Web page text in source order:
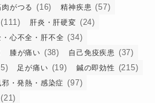
がつる (16) 精神疾患 (57)
(111) 肝炎・肝硬変 (24)
・心不全・肝不全 (34)
膝が痛い (38) 自己免疫疾患 (37)
足が痛い (19) 鍼の即効性 (215)
邪・発熱・感染症 (97)
(21)